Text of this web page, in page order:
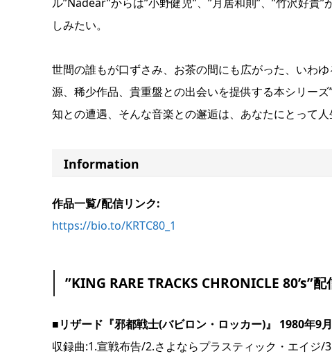
しみたい。
世間の誰もが口ずさみ、お茶の間にも広がった、いわ
源、稀少作品、貴重盤との出会いを提供する本シリーズ
知との遭遇、そんな音楽との邂逅は、あなたにとって
Information
作品一覧/配信リンク:
https://bio.to/KRTC80_1
”KING RARE TRACKS CHRONICLE 80’s”配
■リザード『邪都戦士(バビロン・ロッカー)』 1980年9
収録曲:1.宣戦布告/2.さよならプラスティック・エイジ